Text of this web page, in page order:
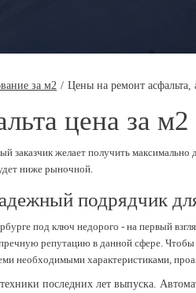
за м2 / Цены на ремонт асфальта,
цена за
заказчик желает получить
ниже рыночной.
подрядчик для
под ключ недорого - на первый
репутацию в данной сфере. Чтобы
необходимыми характеристиками,
последних лет выпуска.